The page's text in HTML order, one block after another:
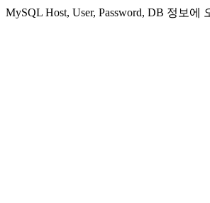
MySQL Host, User, Password, DB 정보에